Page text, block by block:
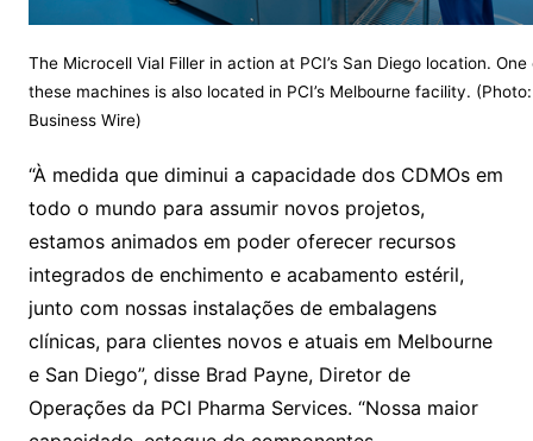
The Microcell Vial Filler in action at PCI’s San Diego location. One
these machines is also located in PCI’s Melbourne facility. (Photo:
Business Wire)
“À medida que diminui a capacidade dos CDMOs em
todo o mundo para assumir novos projetos,
estamos animados em poder oferecer recursos
integrados de enchimento e acabamento estéril,
junto com nossas instalações de embalagens
clínicas, para clientes novos e atuais em Melbourne
e San Diego”, disse Brad Payne, Diretor de
Operações da PCI Pharma Services. “Nossa maior